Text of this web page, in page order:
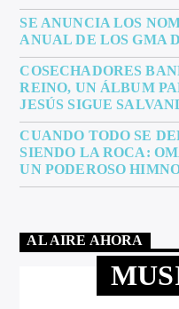
SE ANUNCIA LOS
ANUAL DE LOS GMA
COSECHADORES
REINO, UN ÁLBUM
JESÚS SIGUE
CUANDO TODO SE
SIENDO LA ROCA:
UN PODEROSO
AL AIRE AHORA